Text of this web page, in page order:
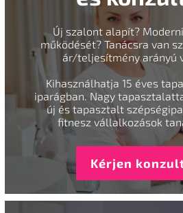
Új szalont alapít?
működését? Tanácsra van
ár/teljesítmény arányú
Kihasználhatja 15 éves
iparágban. Nagy
új és tapasztalt
fitnesz vállalkozások
Kérjen